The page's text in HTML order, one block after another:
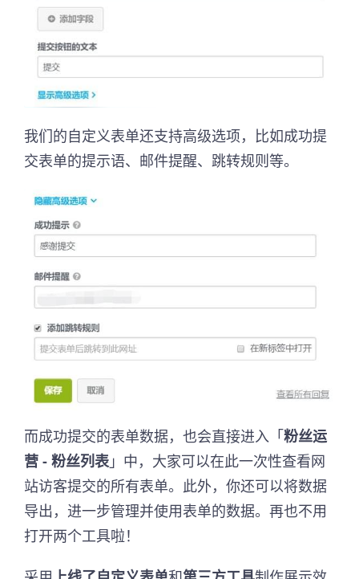
我们的自定义表单还支持高级选项，比如成功提
交表单的提示语、邮件提醒、跳转规则等。
而成功提交的表单数据，也会直接进入「粉丝运
营 - 粉丝列表 」中，大家可以在此一次性查看网
站访客提交的所有表单。此外，你还可以将数据
导出，进一步管理并使用表单的数据。再也不用
打开两个工具啦！